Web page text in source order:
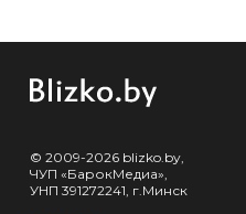
© 2009-2026 blizko.by,
ЧУП «БарокМедиа»,
УНП 391272241, г.Минск